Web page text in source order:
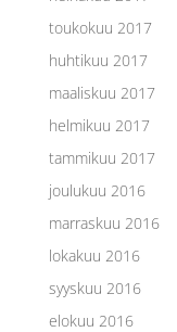
toukokuu 2017
huhtikuu 2017
maaliskuu 2017
helmikuu 2017
tammikuu 2017
joulukuu 2016
marraskuu 2016
lokakuu 2016
syyskuu 2016
elokuu 2016